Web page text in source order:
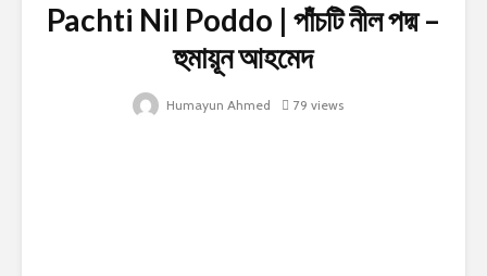
Pachti Nil Poddo | পাঁচটি নীল পদ্ম –
হুমায়ূন আহমেদ
Humayun Ahmed 79 views